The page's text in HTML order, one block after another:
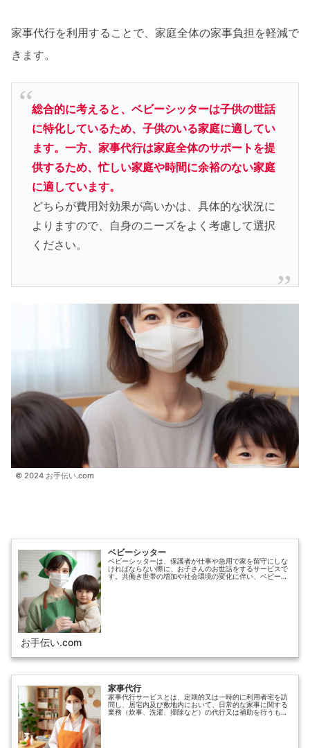
家事代行を利用することで、家庭全体の家事負担を軽減で
きます。
総合的に考えると、ベビーシッターは子供の世話
に特化しているため、子供のいる家庭に適してい
ます。一方、家事代行は家庭全体のサポートを提
供するため、忙しい家庭や時間に余裕のない家庭
に適しています。
どちらが費用対効果が高いかは、具体的な状況に
よりますので、自身のニーズをよく考慮して選択
ください。
© 2024 お手伝い.com
ベビーシッター
ベビーシッターは、保護者が仕事や急用で家を留守にしな
ければならない際に、お子さんのお世話をするサービスで
す。共働き世帯の増加や社会環境の変化に伴い、ベビーシ
お手伝い.com
家事代行
家事代行サービスとは、定期的又は一時的に利用者宅を訪
問し、居宅内及び敷地内において、日常的な家事に関する
業務（炊事、洗濯、掃除など）の代行又は補助を行うもの